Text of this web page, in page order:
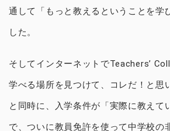
通して「もっと教えるということを学
した。
そしてインターネットでTeachers’
学べる場所を見つけて、コレだ！と思
と同時に、入学条件が「実際に教えて
で、ついに教員免許を使って中学校の